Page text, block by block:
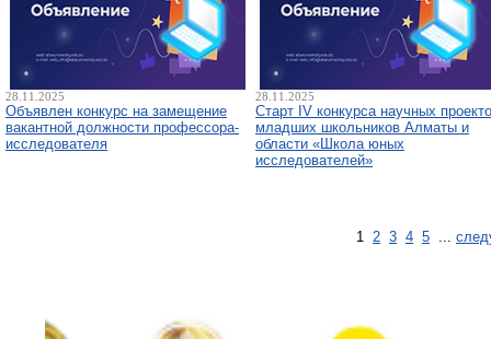
28.11.2025
Объявлен конкурс на замещение
вакантной должности профессора-
исследователя
28.11.2025
Старт IV конкурса научных
младших школьников Алматы и
области «Школа юных
исследователей»
1 2 3 4 5 ...